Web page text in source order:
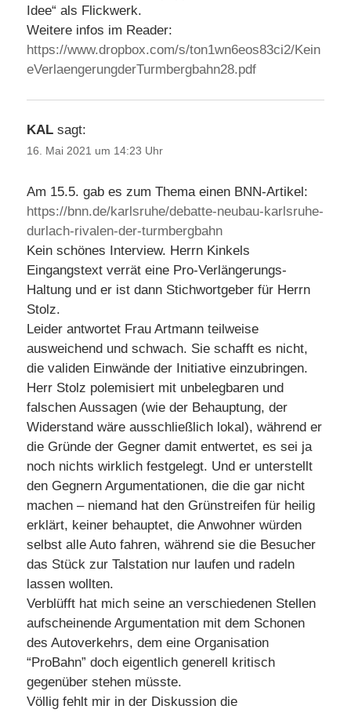
Idee“ als Flickwerk.
Weitere infos im Reader:
https://www.dropbox.com/s/ton1wn6eos83ci2/Kein
eVerlaengerungderTurmbergbahn28.pdf
KAL sagt:
16. Mai 2021 um 14:23 Uhr
Am 15.5. gab es zum Thema einen BNN-Artikel:
https://bnn.de/karlsruhe/debatte-neubau-karlsruhe-
durlach-rivalen-der-turmbergbahn
Kein schönes Interview. Herrn Kinkels
Eingangstext verrät eine Pro-Verlängerungs-
Haltung und er ist dann Stichwortgeber für Herrn
Stolz.
Leider antwortet Frau Artmann teilweise
ausweichend und schwach. Sie schafft es nicht,
die validen Einwände der Initiative einzubringen.
Herr Stolz polemisiert mit unbelegbaren und
falschen Aussagen (wie der Behauptung, der
Widerstand wäre ausschließlich lokal), während er
die Gründe der Gegner damit entwertet, es sei ja
noch nichts wirklich festgelegt. Und er unterstellt
den Gegnern Argumentationen, die die gar nicht
machen – niemand hat den Grünstreifen für heilig
erklärt, keiner behauptet, die Anwohner würden
selbst alle Auto fahren, während sie die Besucher
das Stück zur Talstation nur laufen und radeln
lassen wollten.
Verblüfft hat mich seine an verschiedenen Stellen
aufscheinende Argumentation mit dem Schonen
des Autoverkehrs, dem eine Organisation
“ProBahn” doch eigentlich generell kritisch
gegenüber stehen müsste.
Völlig fehlt mir in der Diskussion die